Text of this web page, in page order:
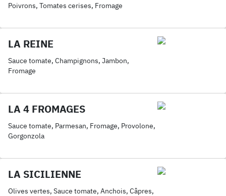
Poivrons, Tomates cerises, Fromage
LA REINE
Sauce tomate, Champignons, Jambon,
Fromage
LA 4 FROMAGES
Sauce tomate, Parmesan, Fromage, Provolone,
Gorgonzola
LA SICILIENNE
Olives vertes, Sauce tomate, Anchois, Câpres,